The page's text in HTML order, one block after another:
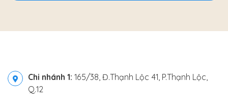
Chi nhánh 1: 165/38, Đ.Thạnh Lộc 41, P.Thạnh Lộc,
Q.12